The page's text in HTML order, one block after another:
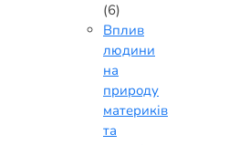
(6)
Вплив
людини
на
природу
материків
та